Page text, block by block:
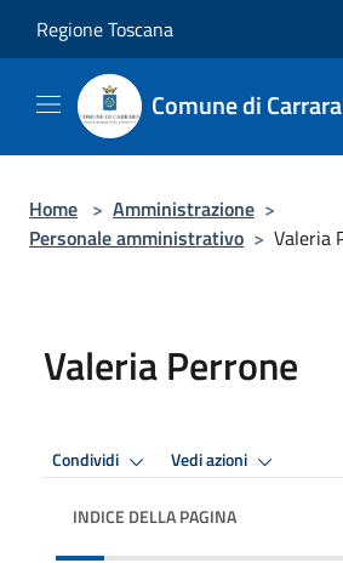
Regione Toscana
Comune di Carrara
Home > Amministrazione >
Personale amministrativo > Valeria
Valeria Perrone
Condividi Vedi azioni
INDICE DELLA PAGINA